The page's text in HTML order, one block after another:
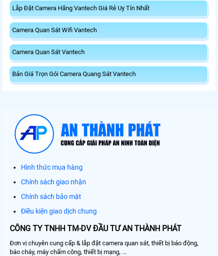
Lắp Đặt Camera Hãng Vantech Giá Rẻ Uy Tín Nhất
Camera Quan Sát Wifi Vantech
Camera Quan Sát Vantech
Bản Giá Trọn Gói Camera Quang Sát Vantech
Hình thức mua hàng
Chính sách giao nhận
Chính sách bảo mật
Điều kiện giao dịch chung
CÔNG TY TNHH TM-DV ĐẦU TƯ AN THÀNH PHÁT
Đơn vị chuyên cung cấp & lắp đặt camera quan sát, thiết bị báo động,
báo cháy, máy chấm công, thiết bị mạng, ...